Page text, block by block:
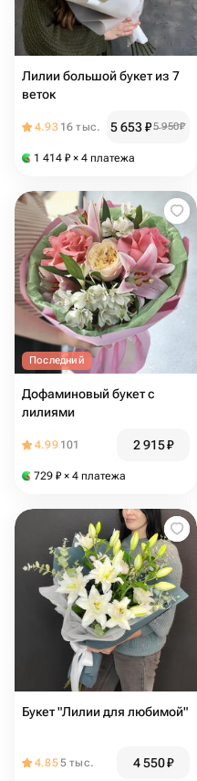
Лилии большой букет из 7
веток
4.93 16 тыс. 5 653₽5 950₽
1 414 ₽ × 4 платежа
Последний
Дофаминовый букет с
лилиями
4.99 101 2 915₽
729 ₽ × 4 платежа
Букет "Лилии для любимой"
4.855 тыс. 4 550₽